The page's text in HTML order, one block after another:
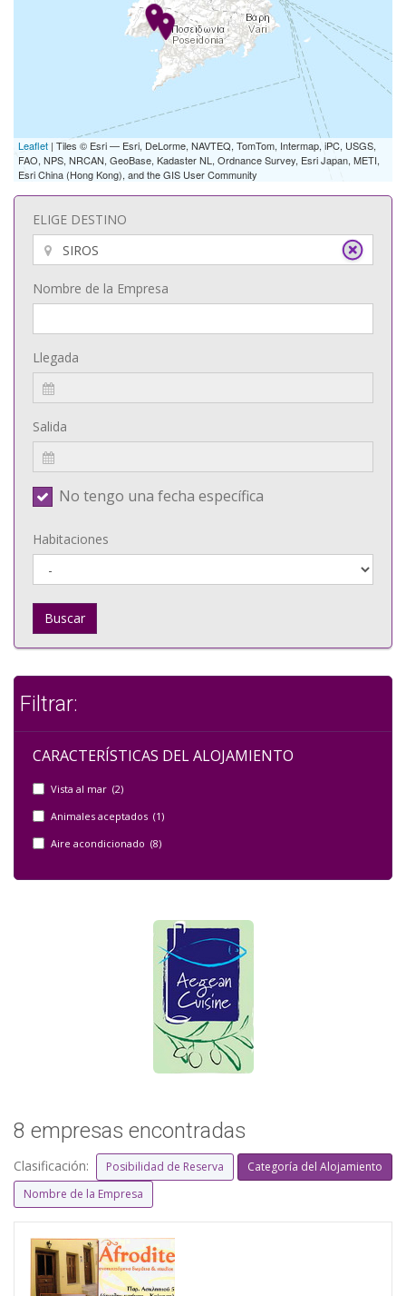
Leaflet | Tiles © Esri — Esri, DeLorme, NAVTEQ, TomTom, Intermap, iPC, USGS,
FAO, NPS, NRCAN, GeoBase, Kadaster NL, Ordnance Survey, Esri Japan, METI,
Esri China (Hong Kong), and the GIS User Community
ELIGE DESTINO
Nombre de la Empresa
Llegada
Salida
No tengo una fecha específica
Habitaciones
Buscar
Filtrar:
CARACTERÍSTICAS DEL ALOJAMIENTO
Vista al mar (2)
Animales aceptados (1)
Aire acondicionado (8)
8 empresas encontradas
Clasificación: Posibilidad de Reserva
Categoría del Alojamiento
Nombre de la Empresa